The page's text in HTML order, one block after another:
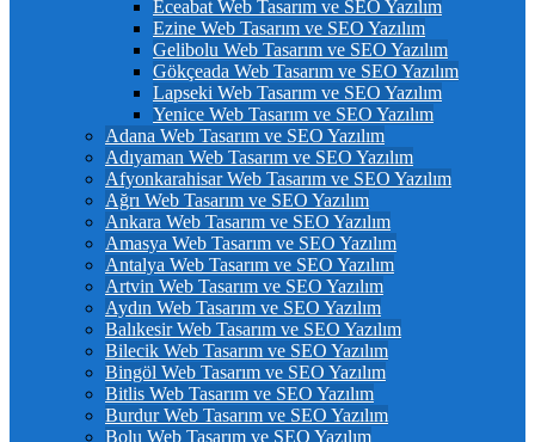
Eceabat Web Tasarım ve SEO Yazılım
Ezine Web Tasarım ve SEO Yazılım
Gelibolu Web Tasarım ve SEO Yazılım
Gökçeada Web Tasarım ve SEO Yazılım
Lapseki Web Tasarım ve SEO Yazılım
Yenice Web Tasarım ve SEO Yazılım
Adana Web Tasarım ve SEO Yazılım
Adıyaman Web Tasarım ve SEO Yazılım
Afyonkarahisar Web Tasarım ve SEO Yazılım
Ağrı Web Tasarım ve SEO Yazılım
Ankara Web Tasarım ve SEO Yazılım
Amasya Web Tasarım ve SEO Yazılım
Antalya Web Tasarım ve SEO Yazılım
Artvin Web Tasarım ve SEO Yazılım
Aydın Web Tasarım ve SEO Yazılım
Balıkesir Web Tasarım ve SEO Yazılım
Bilecik Web Tasarım ve SEO Yazılım
Bingöl Web Tasarım ve SEO Yazılım
Bitlis Web Tasarım ve SEO Yazılım
Burdur Web Tasarım ve SEO Yazılım
Bolu Web Tasarım ve SEO Yazılım